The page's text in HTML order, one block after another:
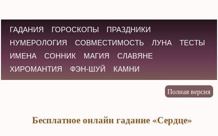
ГАДАНИЯ ГОРОСКОПЫ
ПРАЗДНИКИ
НУМЕРОЛОГИЯ
СОВМЕСТИМОСТЬ ЛУНА
ТЕСТЫ
ИМЕНА
СОННИК МАГИЯ
СЛАВЯНЕ
ХИРОМАНТИЯ
ФЭН-ШУЙ КАМНИ
Бесплатное онлайн гадание «Сердце»